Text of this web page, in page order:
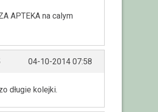
APTEKA na calym
04-10-2014 07:58
długie kolejki.